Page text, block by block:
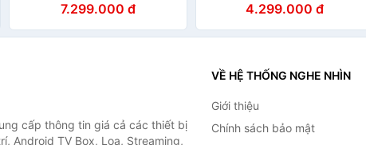
Âm Phòng Studio MV7K
Microphone Biểu Diễn MV7
7.299.000 đ
Microphone Karaoke BETA58
BETA 58
4.299.000 đ
cấp thông tin giá cả các thiết bị
Android TV Box, Loa, Streaming,
VỀ HỆ THỐNG NGHE NHÌN
Giới thiệu
Chính sách bảo mật